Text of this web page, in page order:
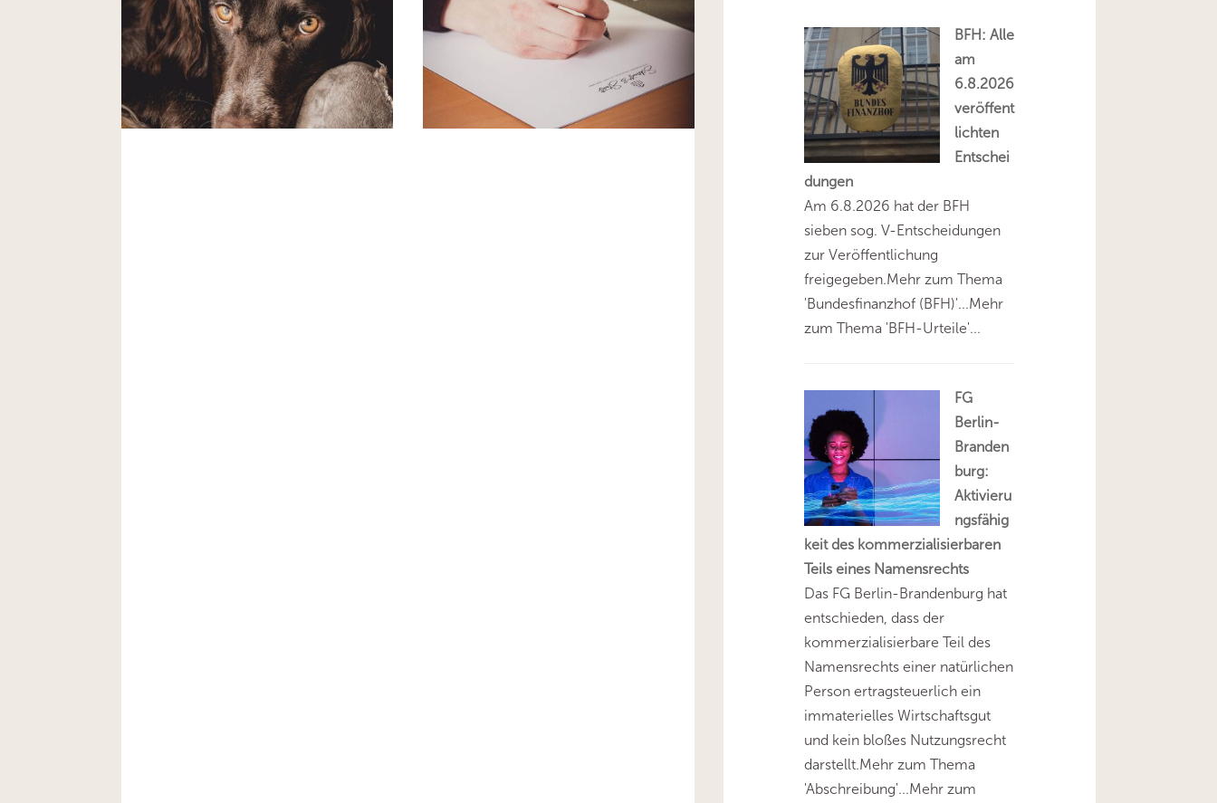
BFH: Alle
am
6.8.2026
veröffent
lichten
Entschei
dungen
Am 6.8.2026 hat der BFH
sieben sog. V-Entscheidungen
zur Veröffentlichung
freigegeben.Mehr zum Thema
'Bundesfinanzhof (BFH)'...Mehr
zum Thema 'BFH-Urteile'...
FG
Berlin-
Branden
burg:
Aktivieru
ngsfähig
keit des kommerzialisierbaren
Teils eines Namensrechts
Das FG Berlin-Brandenburg hat
entschieden, dass der
kommerzialisierbare Teil des
Namensrechts einer natürlichen
Person ertragsteuerlich ein
immaterielles Wirtschaftsgut
und kein bloßes Nutzungsrecht
darstellt.Mehr zum Thema
'Abschreibung'...Mehr zum